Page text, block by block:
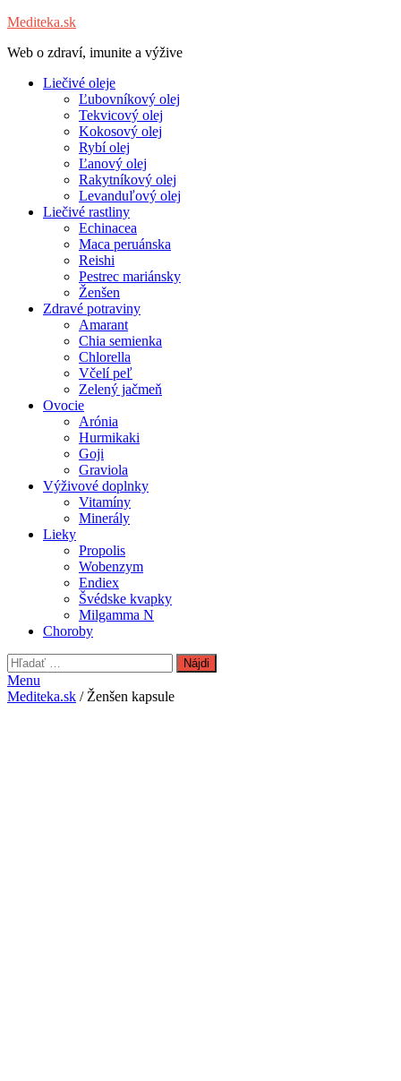
Mediteka.sk
Web o zdraví, imunite a výžive
Liečivé oleje
Ľubovníkový olej
Tekvicový olej
Kokosový olej
Rybí olej
Ľanový olej
Rakytníkový olej
Levanduľový olej
Liečivé rastliny
Echinacea
Maca peruánska
Reishi
Pestrec mariánsky
Ženšen
Zdravé potraviny
Amarant
Chia semienka
Chlorella
Včelí peľ
Zelený jačmeň
Ovocie
Arónia
Hurmikaki
Goji
Graviola
Výživové doplnky
Vitamíny
Minerály
Lieky
Propolis
Wobenzym
Endiex
Švédske kvapky
Milgamma N
Choroby
Hľadať:
Menu
Mediteka.sk / Ženšen kapsule